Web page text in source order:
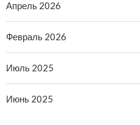
Апрель 2026
Февраль 2026
Июль 2025
Июнь 2025